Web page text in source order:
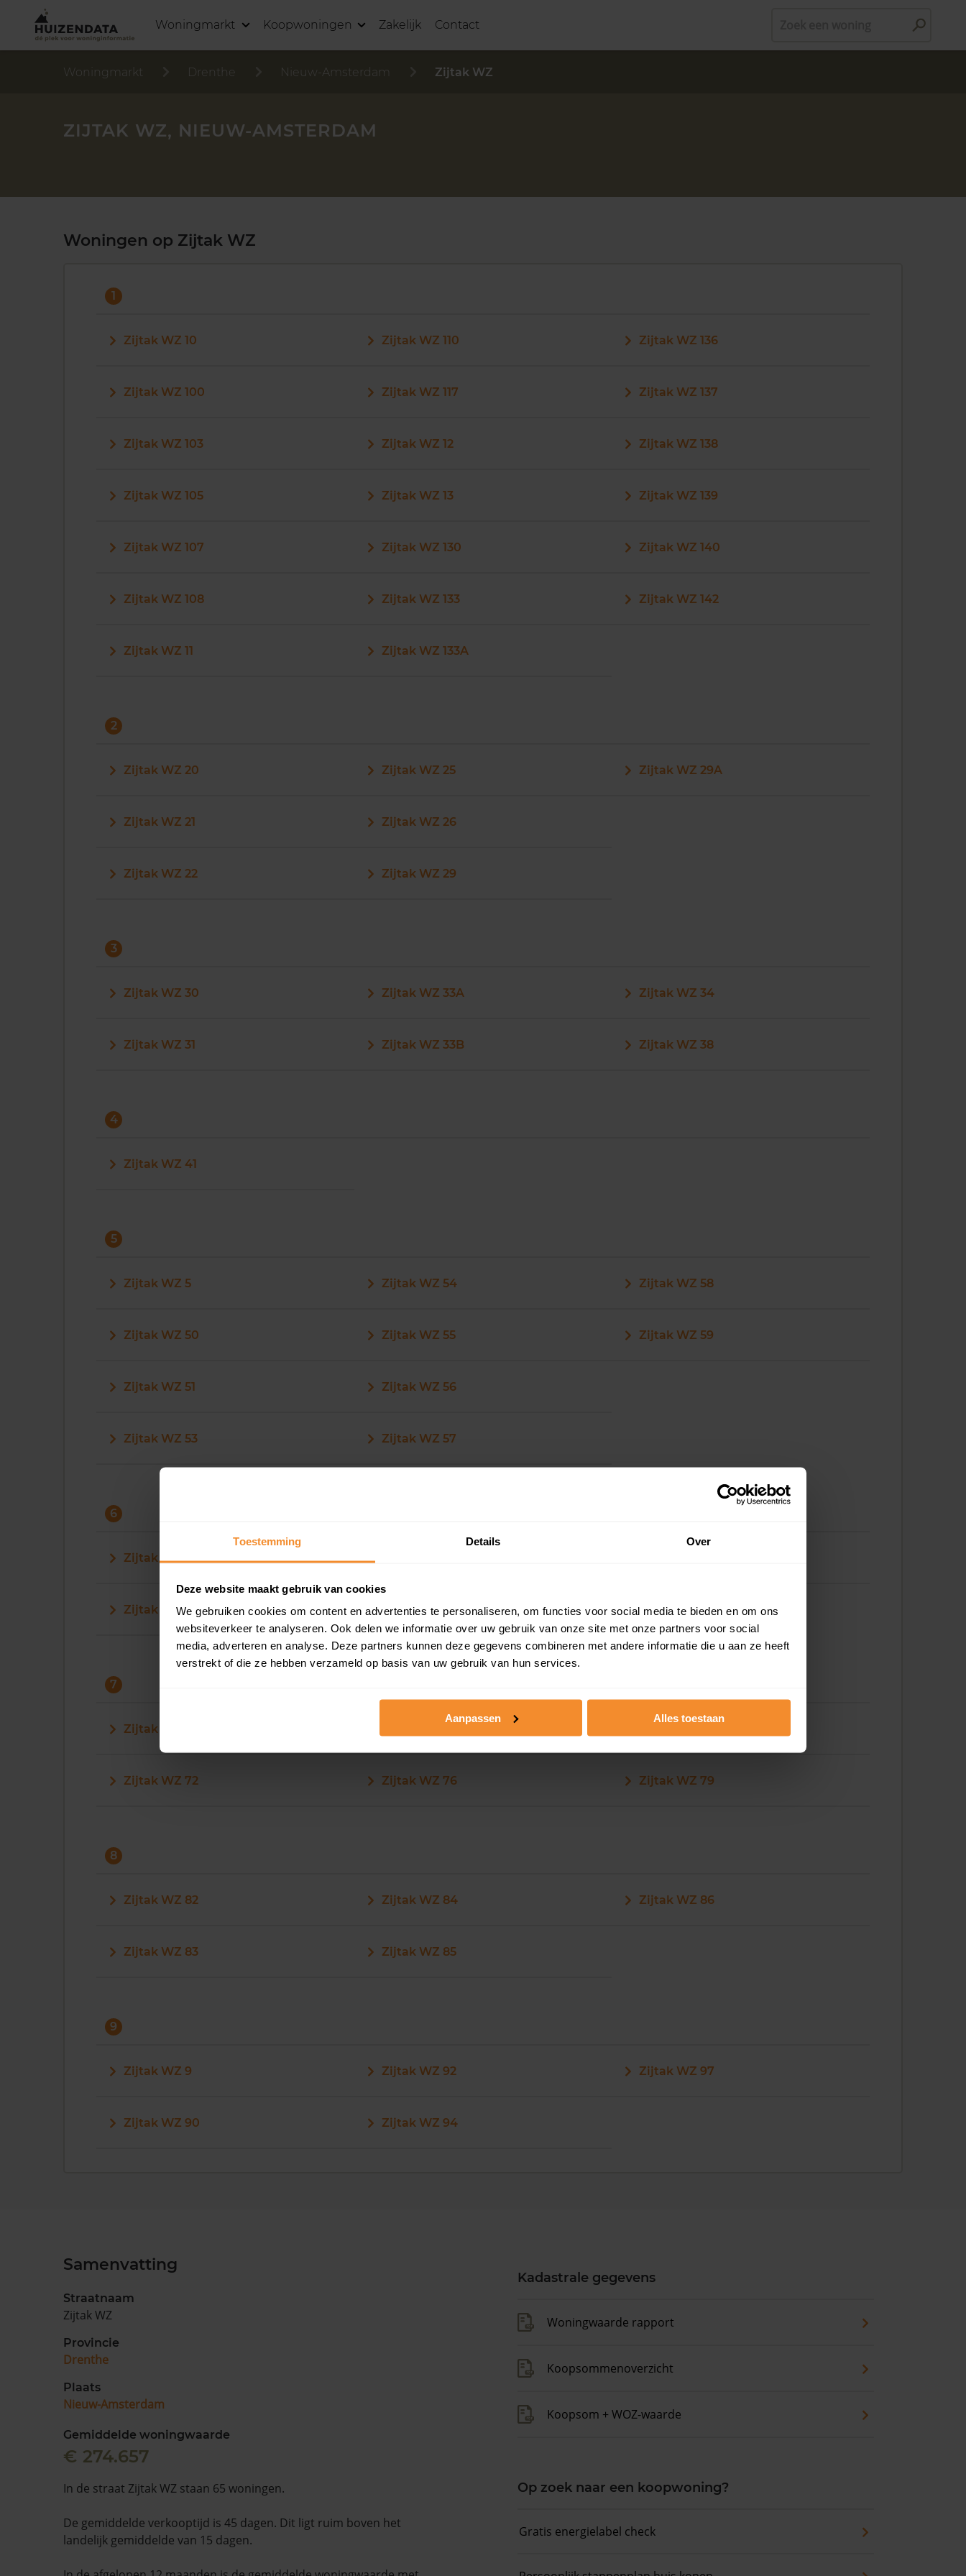
Toestemming Details Over
Deze website maakt gebruik van cookies
We gebruiken cookies om content en advertenties te personaliseren, om functies voor social media te bieden en om ons
websiteverkeer te analyseren. Ook delen we informatie over uw gebruik van onze site met onze partners voor social
media, adverteren en analyse. Deze partners kunnen deze gegevens combineren met andere informatie die u aan ze heeft
verstrekt of die ze hebben verzameld op basis van uw gebruik van hun services.
Aanpassen Alles toestaan
Woningmarkt Koopwoningen Zakelijk Contact
Woningmarkt Drenthe Nieuw-Amsterdam Zijtak WZ
ZIJTAK WZ, NIEUW-AMSTERDAM
Woningen op Zijtak WZ
1
Zijtak WZ 10
Zijtak WZ 100
Zijtak WZ 103
Zijtak WZ 105
Zijtak WZ 107
Zijtak WZ 108
Zijtak WZ 11
Zijtak WZ 110
Zijtak WZ 117
Zijtak WZ 12
Zijtak WZ 13
Zijtak WZ 130
Zijtak WZ 133
Zijtak WZ 133A
Zijtak WZ 136
Zijtak WZ 137
Zijtak WZ 138
Zijtak WZ 139
Zijtak WZ 140
Zijtak WZ 142
2
Zijtak WZ 20
Zijtak WZ 21
Zijtak WZ 22
Zijtak WZ 25
Zijtak WZ 26
Zijtak WZ 29
Zijtak WZ 29A
3
Zijtak WZ 30
Zijtak WZ 31
Zijtak WZ 33A
Zijtak WZ 33B
Zijtak WZ 34
Zijtak WZ 38
4
Zijtak WZ 41
5
Zijtak WZ 5
Zijtak WZ 50
Zijtak WZ 51
Zijtak WZ 53
Zijtak WZ 54
Zijtak WZ 55
Zijtak WZ 56
Zijtak WZ 57
Zijtak WZ 58
Zijtak WZ 59
6
Zijtak WZ 6
Zijtak WZ 60 Zijtak WZ 68
7
Zijtak WZ 70
Zijtak WZ 72 Zijtak WZ 76 Zijtak WZ 79
8
Zijtak WZ 82
Zijtak WZ 83
Zijtak WZ 84
Zijtak WZ 85
Zijtak WZ 86
9
Zijtak WZ 9
Zijtak WZ 90
Zijtak WZ 92
Zijtak WZ 94
Zijtak WZ 97
Samenvatting
Straatnaam
Zijtak WZ
Provincie
Drenthe
Plaats
Nieuw-Amsterdam
Gemiddelde woningwaarde
€ 274.657
In de straat Zijtak WZ staan 65 woningen.
De gemiddelde verkooptijd is 45 dagen. Dit ligt ruim boven het
landelijk gemiddelde van 15 dagen.
Kadastrale gegevens
Woningwaarde rapport
Koopsommenoverzicht
Koopsom + WOZ-waarde
Op zoek naar een koopwoning?
Gratis energielabel check